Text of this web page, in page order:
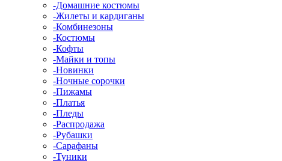
-Домашние костюмы
-Жилеты и кардиганы
-Комбинезоны
-Костюмы
-Кофты
-Майки и топы
-Новинки
-Ночные сорочки
-Пижамы
-Платья
-Пледы
-Распродажа
-Рубашки
-Сарафаны
-Туники